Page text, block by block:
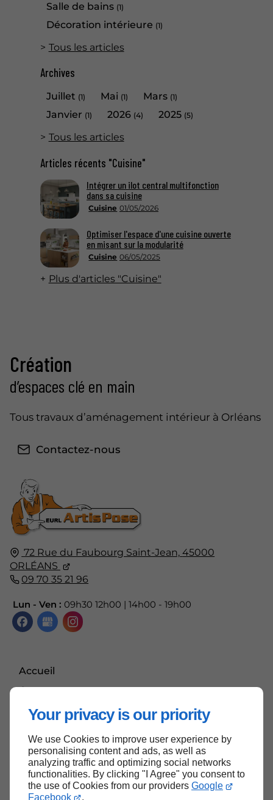
Your privacy is our priority
We use Cookies to improve user experience by
personalising content and ads, as well as
analyzing traffic and optimizing social networks
functionalities. By clicking "I Agree" you consent to
the use of Cookies from our providers Google
Facebook
.
Salle de bains (1)
Décoration intérieure (1)
Tous les articles
Archives
Juillet (1) Mai (1) Mars (1)
Janvier (1) 2026 (4) 2025 (5)
Tous les articles
Articles récents "Cuisine"
Cuisine 01/05/2026
Intégrer un ilot central multifonction
dans sa cuisine
Cuisine 06/05/2025
Optimiser l'espace d'une cuisine ouverte
en misant sur la modularité
Plus d'articles "Cuisine"
72 Rue du Faubourg Saint-Jean, 45000
ORLÉANS
09 70 35 21 96
Lun - Ven : 09h30 12h00 | 14h00 - 19h00
Accueil
Contactez-nous
Mentions légales
Création
d’espaces clé en main
Tous travaux d’aménagement intérieur à Orléans
Contactez-nous
Haut de page